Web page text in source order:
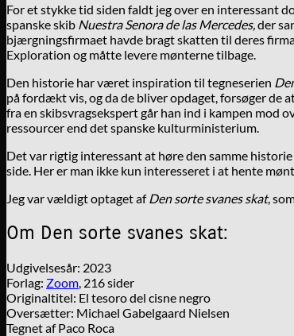
For et stykke tid siden faldt jeg over en interessant
spanske skib Nuestra Senora de las Mercedes,der
bjærgningsfirmaet havde bragt skatten til deres
Exploration og måtte levere mønterne tilbage.
Den historie har været inspiration til tegneserien
på fordækt vis, og da de bliver opdaget, forsøger de
fra en skibsvragsekspert går han ind i kampen mod
ressourcer end det spanske kulturministerium.
Det var rigtig interessant at høre den samme
side. Her er man ikke kun interesseret i at hente
Jeg var vældigt optaget afDen sorte svanes skat,
Om Den sorte svanes skat:
Udgivelsesår: 2023
Forlag: Zoom , 216 sider
Originaltitel: El tesoro del cisne negro
Oversætter: Michael Gabelgaard Nielsen
Tegnet af Paco Roca